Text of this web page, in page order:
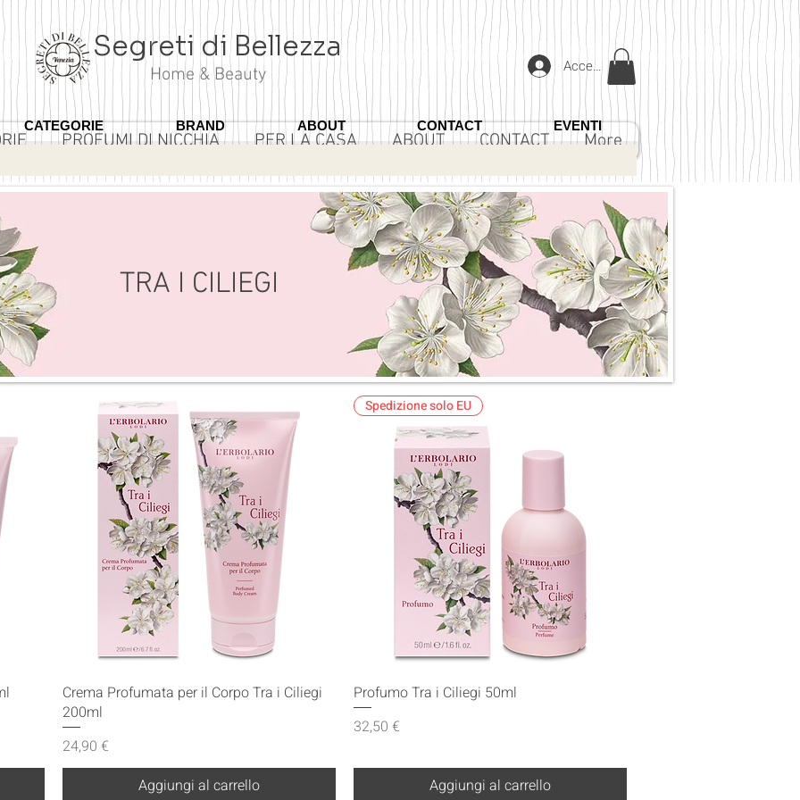
Segreti di Bellezza
Home & Beauty Accedi
CATEGORIE BRAND ABOUT CONTACT EVENTI
PROFUMI DI NICCHIA PER LA CASA ABOUT CONTACT More
TRA I CILIEGI
Vista rapida
Crema Profumata per il Corpo Tra i Ciliegi
200ml
Prezzo
24,90 €
Aggiungi al carrello
Vista rapida
Spedizione solo EU
Profumo Tra i Ciliegi 50ml
Prezzo
32,50 €
Aggiungi al carrello